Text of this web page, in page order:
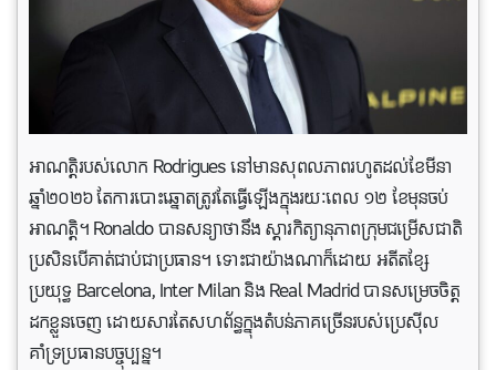
អាណត្តិរបស់លោក Rodrigues នៅមានសុពលភាពរហូតដល់ខែមីនា
ឆ្នាំ២០២៦ តែការបោះឆ្នោតត្រូវតែធ្វើឡើងក្នុងរយៈពេល ១២ ខែមុនចប់
អាណត្តិ។ Ronaldo បានសន្យាថានឹង ស្ដារកិត្យានុភាពក្រុមជម្រើសជាតិ
ប្រសិនបើគាត់ជាប់ជាប្រធាន។ ទោះជាយ៉ាងណាក៏ដោយ អតីតខ្សែ
ប្រយុទ្ធ Barcelona, ​​Inter Milan និង Real Madrid បានសម្រេចចិត្ត
ដកខ្លួនចេញ ដោយសារតែសហព័ន្ធក្នុងតំបន់ភាគច្រើនរបស់ប្រេស៊ីល
គាំទ្រប្រធានបច្ចុប្បន្ន។